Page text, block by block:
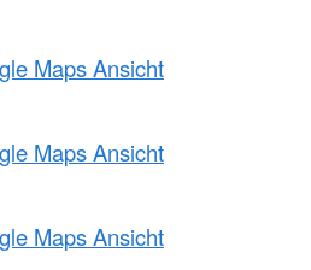
Maps Ansicht
Maps Ansicht
Maps Ansicht